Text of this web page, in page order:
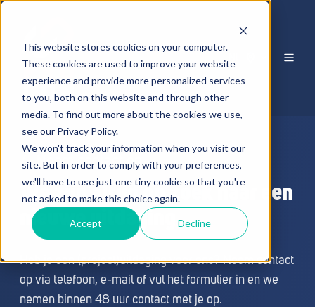
This website stores cookies on your computer.
These cookies are used to improve your website
experience and provide more personalized services
to you, both on this website and through other
media. To find out more about the cookies we use,
see our Privacy Policy.
We won't track your information when you visit our
site. But in order to comply with your preferences,
we'll have to use just one tiny cookie so that you're
not asked to make this choice again.
Accept Decline
/ Neem contact op
We zijn altijd op zoek naar een
nieuwe uitdaging
Heb je een (project)uitdaging voor ons? Neem contact
op via telefoon, e-mail of vul het formulier in en we
nemen binnen 48 uur contact met je op.